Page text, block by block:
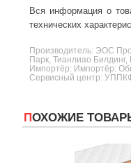
Вся информация о
технических
Производитель: ЭОС
Парк, Тианлиао Билдинг,
Импортёр: Импортёр:
Сервисный центр:
ПОХОЖИЕ